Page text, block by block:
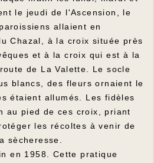
le jeudi de l'Ascension, le
allaient en
Chazal, à la croix située près
et à la croix qui est à la
de La Valette. Le socle
blancs, des fleurs ornaient le
étaient allumés. Les fidèles
au pied de ces croix, priant
les récoltes à venir de
sècheresse.
en 1958. Cette pratique